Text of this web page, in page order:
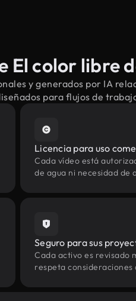
El color libre
y generados por IA
para flujos de
Licencia para uso
Cada vídeo está
de agua ni necesidad
Seguro para sus
Cada activo es revisado
respeta